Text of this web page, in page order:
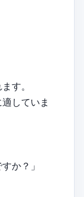
す。
していま
か？」